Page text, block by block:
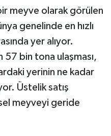
meyve olarak görülen
genelinde en hızlı
yer alıyor.
57 bin tona ulaşması,
yerinin ne kadar
Üstelik satış
meyveyi geride